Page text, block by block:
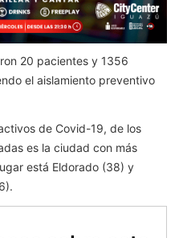
20 pacientes y 1356
el aislamiento preventivo
de Covid-19, de los
es la ciudad con más
está Eldorado (38) y